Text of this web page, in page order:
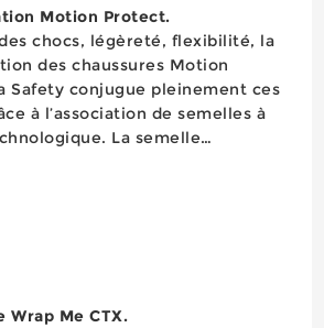
Motion Protect.
chocs, légèreté, flexibilité, la
des chaussures Motion
Safety conjugue pleinement ces
à l’association de semelles à
La semelle
Wrap Me CTX.